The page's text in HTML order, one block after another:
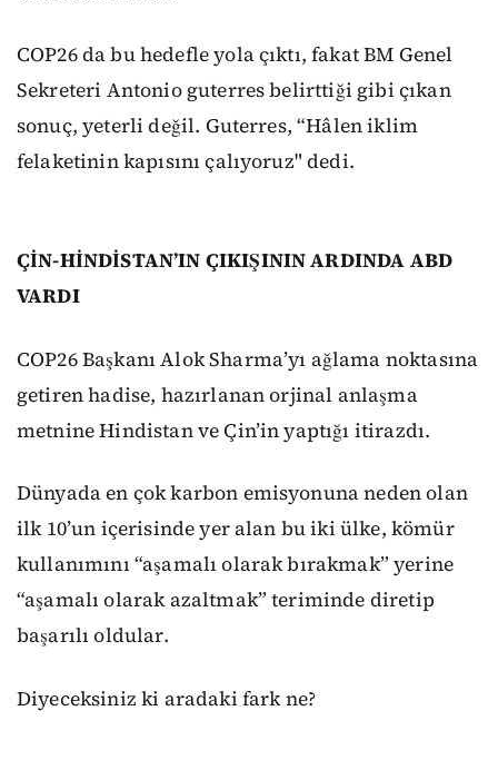
COP26 da bu hedefle yola çıktı, fakat BM Genel
Sekreteri Antonio guterres belirttiği gibi çıkan
sonuç, yeterli değil. Guterres, “Hâlen iklim
felaketinin kapısını çalıyoruz" dedi.
ÇİN-HİNDİSTAN’IN ÇIKIŞININ ARDINDA ABD
VARDI
COP26 Başkanı Alok Sharma’yı ağlama noktasına
getiren hadise, hazırlanan orjinal anlaşma
metnine Hindistan ve Çin’in yaptığı itirazdı.
Dünyada en çok karbon emisyonuna neden olan
ilk 10’un içerisinde yer alan bu iki ülke, kömür
kullanımını “aşamalı olarak bırakmak” yerine
“aşamalı olarak azaltmak” teriminde diretip
başarılı oldular.
Diyeceksiniz ki aradaki fark ne?